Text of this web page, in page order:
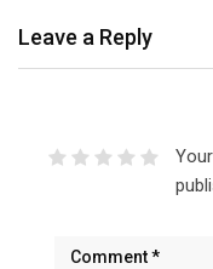
Leave a Reply